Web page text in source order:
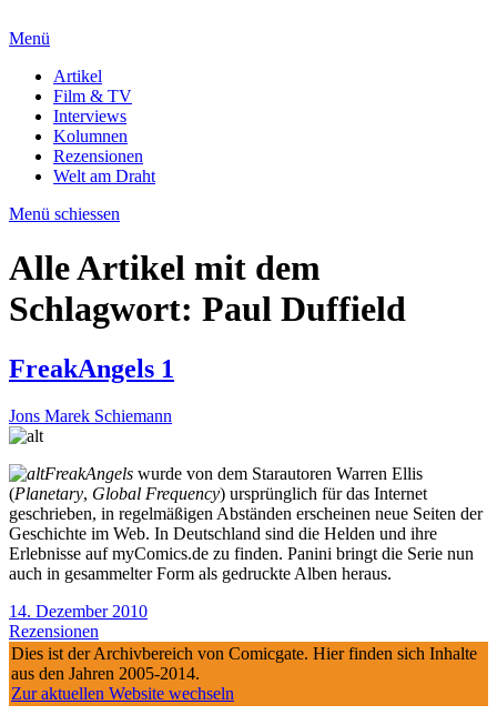
Menü
Artikel
Film & TV
Interviews
Kolumnen
Rezensionen
Welt am Draht
Menü schiessen
Alle Artikel mit dem
Schlagwort: Paul Duffield
FreakAngels 1
Jons Marek Schiemann
FreakAngels wurde von dem Starautoren Warren Ellis
(Planetary, Global Frequency) ursprünglich für das Internet
geschrieben, in regelmäßigen Abständen erscheinen neue Seiten der
Geschichte im Web. In Deutschland sind die Helden und ihre
Erlebnisse auf myComics.de zu finden. Panini bringt die Serie nun
auch in gesammelter Form als gedruckte Alben heraus.
14. Dezember 2010
Rezensionen
Dies ist der Archivbereich von Comicgate. Hier finden sich Inhalte
aus den Jahren 2005-2014.
Zur aktuellen Website wechseln